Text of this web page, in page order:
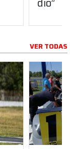
VER TODAS